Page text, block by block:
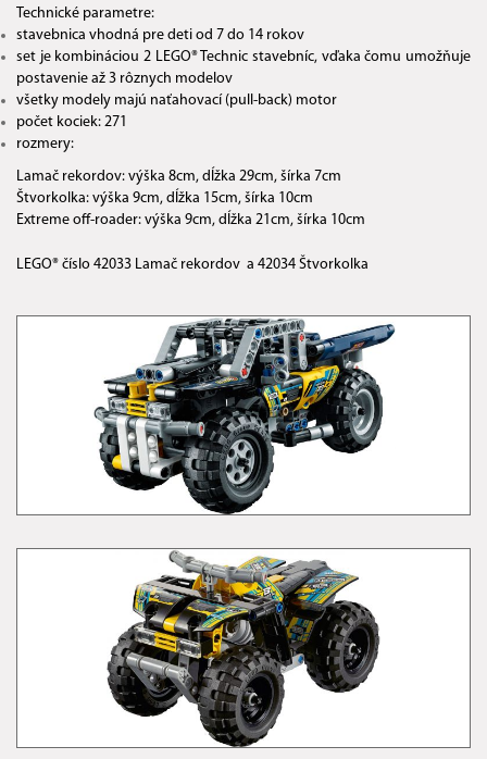
Technické parametre:
stavebnica vhodná pre deti od 7 do 14 rokov
set je kombináciou 2 LEGO® Technic stavebníc, vďaka čomu umožňuje
postavenie až 3 rôznych modelov
všetky modely majú naťahovací (pull-back) motor
počet kociek: 271
rozmery:
Lamač rekordov: výška 8cm, dĺžka 29cm, šírka 7cm
Štvorkolka: výška 9cm, dĺžka 15cm, šírka 10cm
Extreme off-roader: výška 9cm, dĺžka 21cm, šírka 10cm
LEGO® číslo 42033 Lamač rekordov a 42034 Štvorkolka